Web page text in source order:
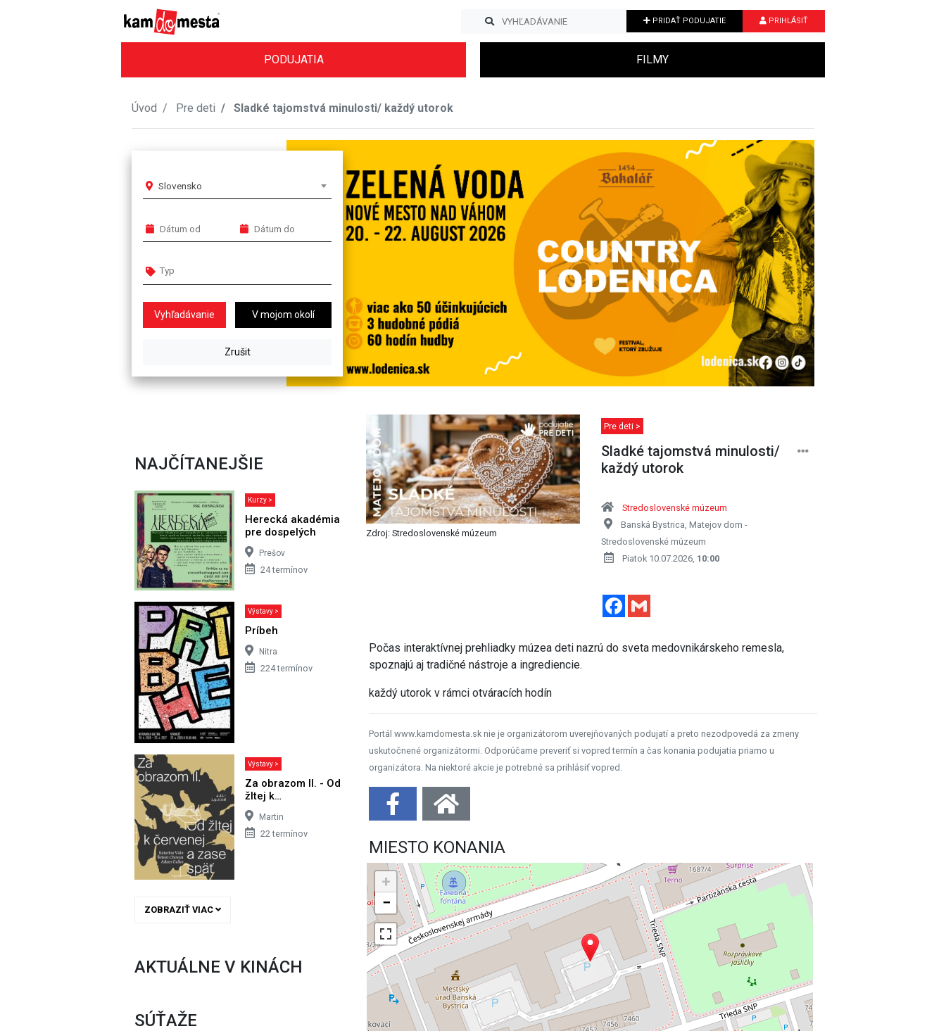
PRIDAŤ PODUJATIE PRIHLÁSIŤ
PODUJATIA FILMY
Úvod Pre deti Sladké tajomstvá minulosti/ každý utorok
Slovensko
V mojom okolí
Next
NAJČÍTANEJŠIE
Kurzy >
Herecká akadémia
pre dospelých
Prešov
24 termínov
Výstavy >
Príbeh
Nitra
224 termínov
Výstavy >
Za obrazom II. - Od
žltej k…
Martin
22 termínov
ZOBRAZIŤ VIAC
AKTUÁLNE V KINÁCH
SÚŤAŽE
Zdroj: Stredoslovenské múzeum
Pre deti >
Sladké tajomstvá minulosti/
každý utorok
Stredoslovenské múzeum
Banská Bystrica, Matejov dom -
Stredoslovenské múzeum
Piatok 10.07.2026, 10:00
Facebook
Počas interaktívnej prehliadky múzea deti nazrú do sveta medovnikárskeho remesla,
spoznajú aj tradičné nástroje a ingrediencie.
každý utorok v rámci otváracích hodín
Portál www.kamdomesta.sk nie je organizátorom uverejňovaných podujatí a preto nezodpovedá za zmeny
uskutočnené organizátormi. Odporúčame preveriť si vopred termín a čas konania podujatia priamo u
organizátora. Na niektoré akcie je potrebné sa prihlásiť vopred.
MIESTO KONANIA
+
−